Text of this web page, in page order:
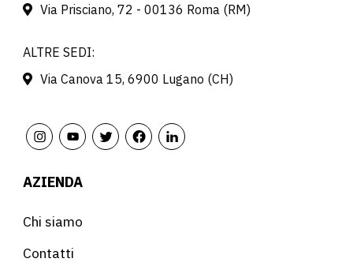
Via Prisciano, 72 - 00136 Roma (RM)
ALTRE SEDI:
Via Canova 15, 6900 Lugano (CH)
AZIENDA
Chi siamo
Contatti